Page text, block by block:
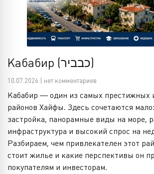
Кабабир (כבביר)
10.07.2026 | нет комментариев
Кабабир — один из самых престижных
районов Хайфы. Здесь сочетаются
застройка, панорамные виды на море,
инфраструктура и высокий спрос на
Разбираем, чем привлекателен этот
стоит жилье и какие перспективы он
покупателям и инвесторам.